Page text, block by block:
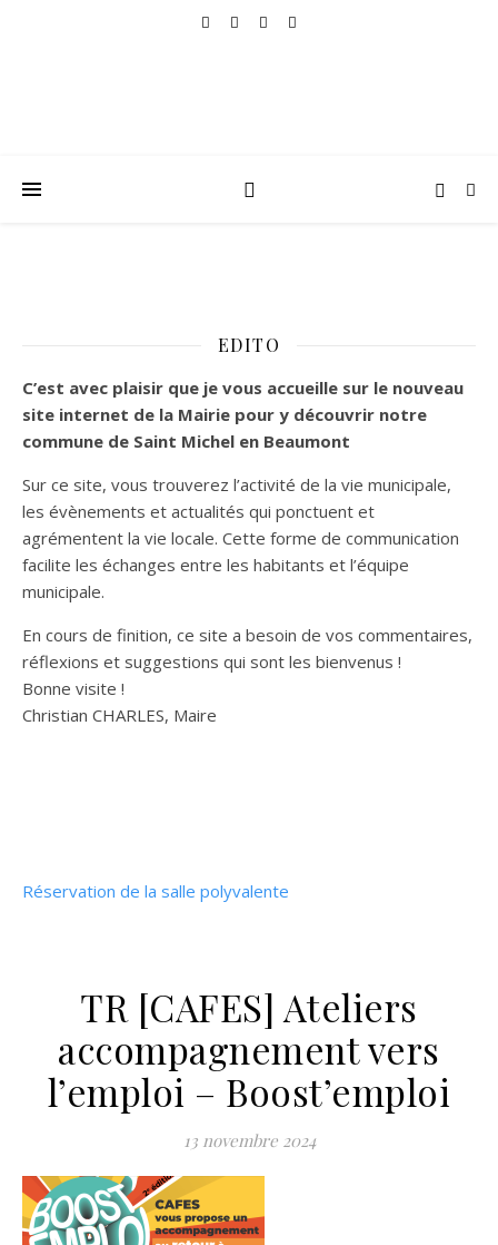
EDITO
C’est avec plaisir que je vous accueille sur le nouveau
site internet de la Mairie pour y découvrir notre
commune de Saint Michel en Beaumont
Sur ce site, vous trouverez l’activité de la vie municipale,
les évènements et actualités qui ponctuent et
agrémentent la vie locale. Cette forme de communication
facilite les échanges entre les habitants et l’équipe
municipale.
En cours de finition, ce site a besoin de vos commentaires,
réflexions et suggestions qui sont les bienvenus !
Bonne visite !
Christian CHARLES, Maire
Réservation de la salle polyvalente
TR [CAFES] Ateliers
accompagnement vers
l’emploi – Boost’emploi
13 novembre 2024